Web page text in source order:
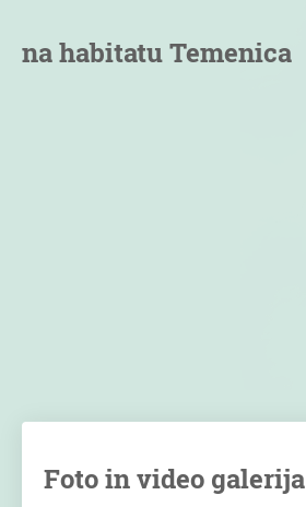
na habitatu Temenica
Foto in video galerija